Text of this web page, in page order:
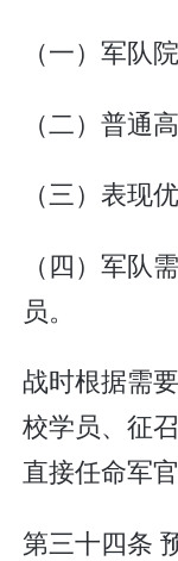
（一）军队
（二）普通
（三）表现
（四）军队
员。
战时根据需
校学员、征
直接任命军官
第三十四条